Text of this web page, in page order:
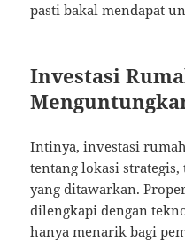
pasti bakal mendapat
Investasi
Intinya, investasi
tentang lokasi
yang ditawarkan.
dilengkapi dengan
hanya menarik bagi